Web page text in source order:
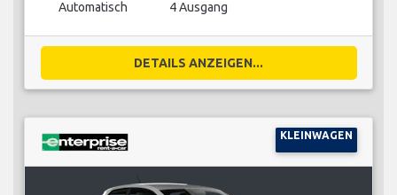
Automatisch 4 Ausgang
DETAILS ANZEIGEN...
KLEINWAGEN